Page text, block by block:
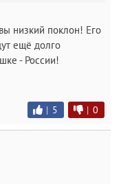
низкий поклон! Его
ещё долго
- России!
| 5 | 0